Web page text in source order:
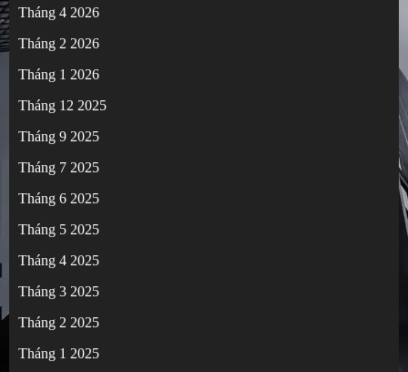
Tháng 4 2026
Tháng 2 2026
Tháng 1 2026
Tháng 12 2025
Tháng 9 2025
Tháng 7 2025
Tháng 6 2025
Tháng 5 2025
Tháng 4 2025
Tháng 3 2025
Tháng 2 2025
Tháng 1 2025